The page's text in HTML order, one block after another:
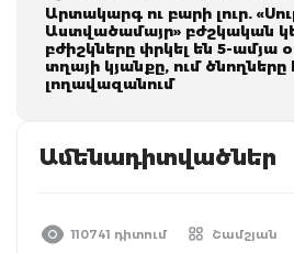
Արտակարգ ու բարի լուր.
Աստվածամայր» բժշկական
բժիշկները փրկել են 5-ամյա
տղայի կյանքը, ում ծնողները
լողավազանում
Ամենադիտվածներ
110741 դիտում Շամշյան